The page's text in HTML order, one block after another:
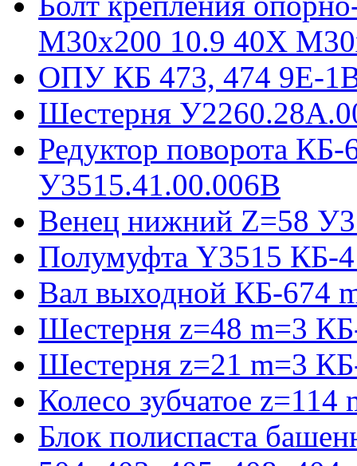
М30х200 10.9 40Х
ОПУ КБ 473, 474 9E-
Шестерня
Редуктор поворота КБ-
У3515.41.00.006В
Венец нижний Z=58
Полумуфта Y3515 КБ-
Вал выходной КБ-674
Шестерня z=48 m=3
Шестерня z=21 m=3
Колесо зубчатое
Блок полиспаста